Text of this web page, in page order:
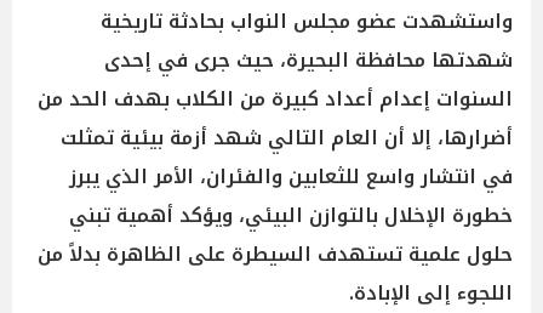
واستشهدت عضو مجلس النواب بحادثة تاريخية
شهدتها محافظة البحيرة، حيث جرى في إحدى
السنوات إعدام أعداد كبيرة من الكلاب بهدف الحد من
أضرارها، إلا أن العام التالي شهد أزمة بيئية تمثلت
في انتشار واسع للثعابين والفئران، الأمر الذي يبرز
خطورة الإخلال بالتوازن البيئي، ويؤكد أهمية تبني
حلول علمية تستهدف السيطرة على الظاهرة بدلاً من
اللجوء إلى الإبادة.